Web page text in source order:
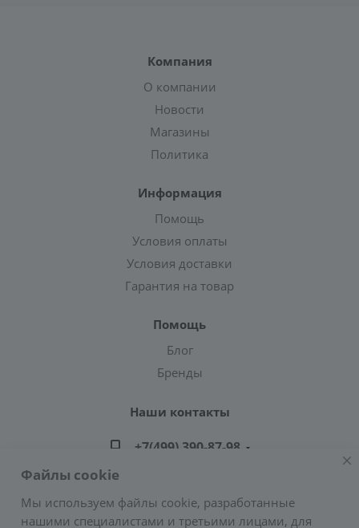
Компания
О компании
Новости
Магазины
Политика
Информация
Помощь
Условия оплаты
Условия доставки
Гарантия на товар
Помощь
Блог
Бренды
Наши контакты
+7(499) 390-87-98
Адрес: г. Москва, ул. Подольских Курсантов,
Файлы cookie
Мы используем файлы cookie, разработанные
нашими специалистами и третьими лицами, для